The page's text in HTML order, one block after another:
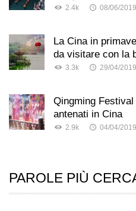
2.4k 08/06/2019
La Cina in
da visitare con la
3.3k 29/04/2019
Qingming
antenati in Cina
2.9k 04/04/2019
PAROLE PIÙ